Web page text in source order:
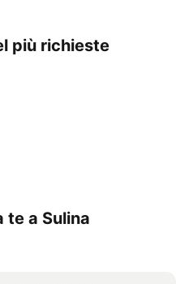
più richieste
te a Sulina